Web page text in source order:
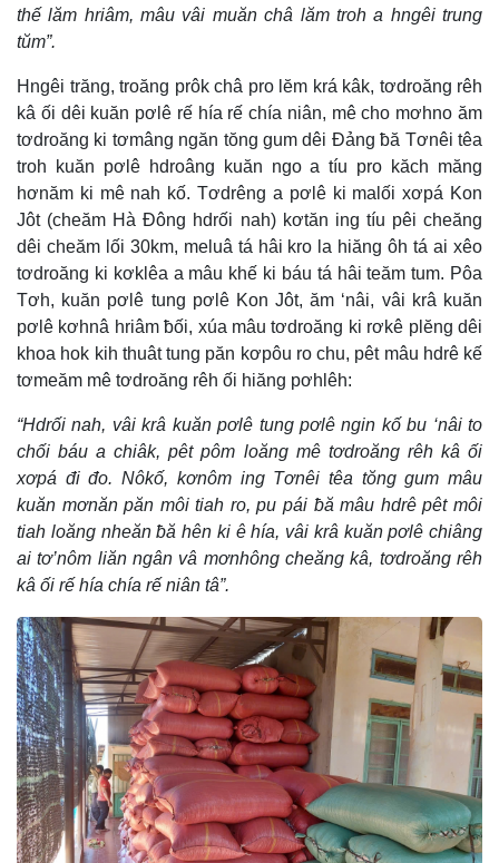
thế lăm hriâm, mâu vâi muăn châ lăm troh a hngêi trung
tŭm”.
Hngêi trăng, troăng prôk châ pro lĕm krá kâk, tơdroăng rêh
kâ ối dêi kuăn pơlê rế hía rế chía niân, mê cho mơhno ăm
tơdroăng ki tơmâng ngăn tŏng gum dêi Đảng ƀă Tơnêi têa
troh kuăn pơlê hdroâng kuăn ngo a tíu pro kăch măng
hơnăm ki mê nah kố. Tơdrêng a pơlê ki malối xơpá Kon
Jôt (cheăm Hà Đông hdrối nah) kơtăn ing tíu pêi cheăng
dêi cheăm lối 30km, meluâ tá hâi kro la hiăng ôh tá ai xêo
tơdroăng ki kơklêa a mâu khế ki báu tá hâi teăm tum. Pôa
Tơh, kuăn pơlê tung pơlê Kon Jôt, ăm ‘nâi, vâi krâ kuăn
pơlê kơhnâ hriâm ƀối, xúa mâu tơdroăng ki rơkê plĕng dêi
khoa hok kih thuât tung păn kơpôu ro chu, pêt mâu hdrê kế
tơmeăm mê tơdroăng rêh ối hiăng pơhlêh:
“Hdrối nah, vâi krâ kuăn pơlê tung pơlê ngin kố bu ‘nâi to
chối báu a chiâk, pêt pôm loăng mê tơdroăng rêh kâ ối
xơpá đi đo. Nôkố, kơnôm ing Tơnêi têa tŏng gum mâu
kuăn mơnăn păn môi tiah ro, pu pái ƀă mâu hdrê pêt môi
tiah loăng nheăn ƀă hên ki ê hía, vâi krâ kuăn pơlê chiâng
ai tơ’nôm liăn ngân vâ mơnhông cheăng kâ, tơdroăng rêh
kâ ối rế hía chía rế niân tâ”.